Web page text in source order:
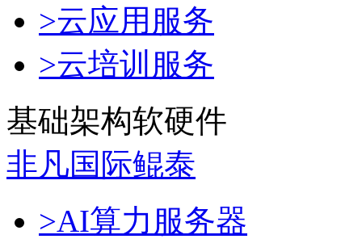
>云应用服务
>云培训服务
基础架构软硬件
非凡国际鲲泰
>AI算力服务器